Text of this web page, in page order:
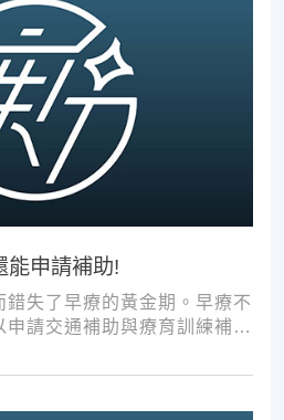
能申請補助!
錯失了早療的黃金期。早療不
請交通補助與療育訓練補